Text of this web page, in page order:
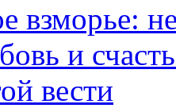
взморье:
и
вести